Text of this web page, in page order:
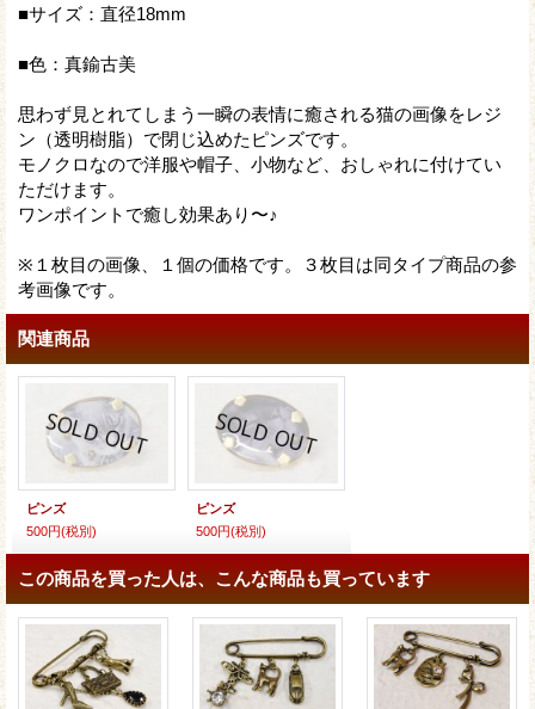
■サイズ：直径18mm
■色：真鍮古美
思わず見とれてしまう一瞬の表情に癒される猫の画像をレジ
ン（透明樹脂）で閉じ込めたピンズです。
モノクロなので洋服や帽子、小物など、おしゃれに付けてい
ただけます。
ワンポイントで癒し効果あり〜♪
※１枚目の画像、１個の価格です。３枚目は同タイプ商品の参
考画像です。
関連商品
ピンズ
500円(税別)
ピンズ
500円(税別)
この商品を買った人は、こんな商品も買っています